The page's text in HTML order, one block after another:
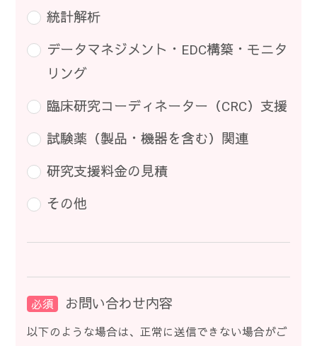
統計解析
データマネジメント・EDC構築・モニタ
リング
臨床研究コーディネーター（CRC）支援
試験薬（製品・機器を含む）関連
研究支援料金の見積
その他
必須 お問い合わせ内容
以下のような場合は、正常に送信できない場合がご